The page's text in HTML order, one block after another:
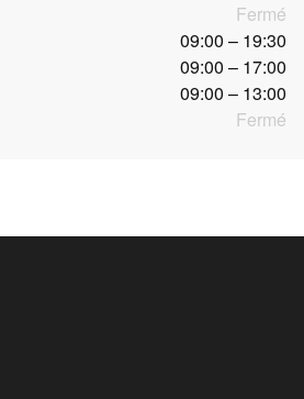
Fermé
09:00 – 19:30
09:00 – 17:00
09:00 – 13:00
Fermé